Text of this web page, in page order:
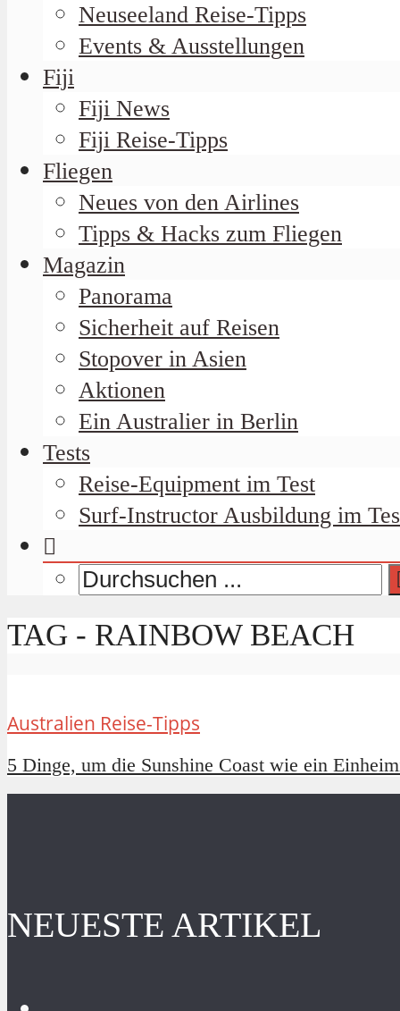
Neuseeland Reise-Tipps
Events & Ausstellungen
Fiji
Fiji News
Fiji Reise-Tipps
Fliegen
Neues von den Airlines
Tipps & Hacks zum Fliegen
Magazin
Panorama
Sicherheit auf Reisen
Stopover in Asien
Aktionen
Ein Australier in Berlin
Tests
Reise-Equipment im Test
Surf-Instructor Ausbildung im
TAG - RAINBOW BEACH
Australien Reise-Tipps
5 Dinge, um die Sunshine Coast wie ein
NEUESTE ARTIKEL